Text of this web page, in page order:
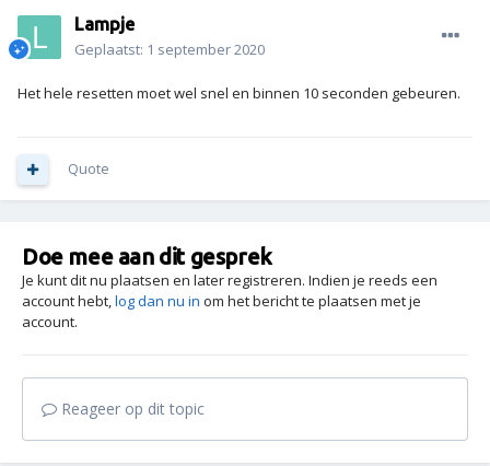
Lampje
Geplaatst: 1 september 2020
Het hele resetten moet wel snel en binnen 10 seconden gebeuren.
Quote
Doe mee aan dit gesprek
Je kunt dit nu plaatsen en later registreren. Indien je reeds een
account hebt,log dan nu in om het bericht te plaatsen met je
account.
Reageer op dit topic